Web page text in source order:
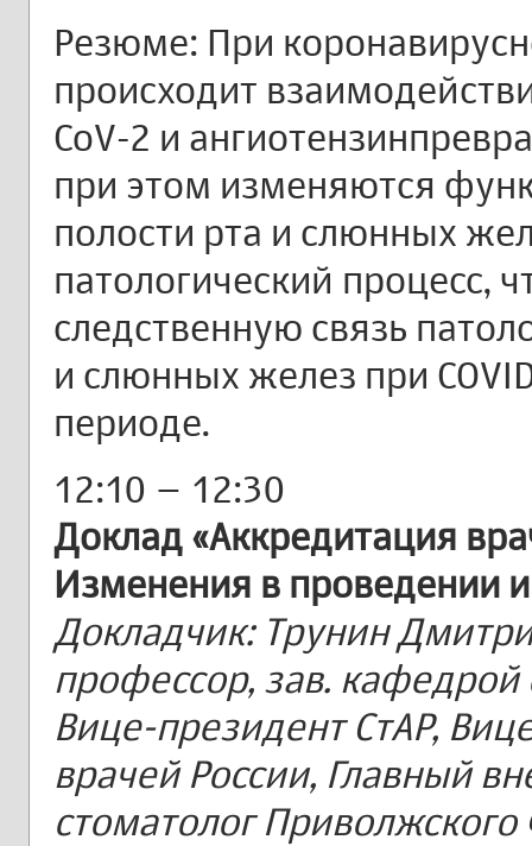
Резюме: При
происходит
CoV-2 и
при этом изменяются
полости рта и слюнных
патологический процесс,
следственную связь
и слюнных желез при
периоде.
12:10 – 12:30
Доклад «Аккредитация
Изменения в проведении
Докладчик: Трунин
профессор, зав.
Вице-президент СтАР,
врачей России, Главный
стоматолог